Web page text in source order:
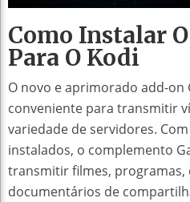
Como Instalar
Para O Kodi
O novo e aprimorado add-on
conveniente para transmitir
variedade de servidores.
instalados, o complemento
transmitir filmes, programas,
documentários de